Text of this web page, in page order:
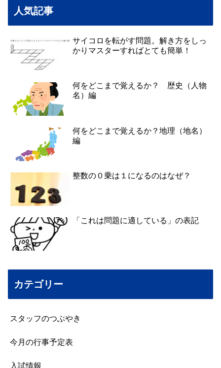
人気記事
サイコロを転がす問題。解き方をしっ
かりマスターすればとても簡単！
何をどこまで覚えるか？ 歴史（人物
名）編
何をどこまで覚えるか？地理（地名）
編
整数の０乗は１になるのはなぜ？
「これは問題に適している」の表記
カテゴリー
スタッフのつぶやき
今月の行事予定表
入試情報